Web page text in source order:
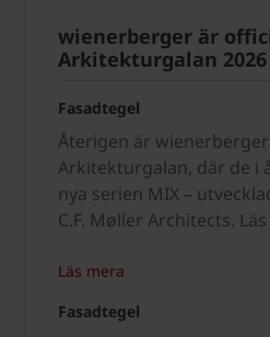
wienerberger är
Arkitekturgalan 2026
Fasadtegel
Återigen är
Arkitekturgalan, där de i
nya serien MIX –
C.F. Møller Architects. Läs
Läs mera
Fasadtegel